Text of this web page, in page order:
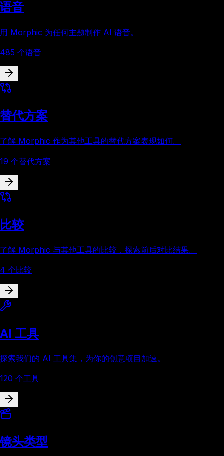
语音
用 Morphic 为任何主题制作 AI 语音。
485 个语音
替代方案
了解 Morphic 作为其他工具的替代方案表现如何。
19 个替代方案
比较
了解 Morphic 与其他工具的比较，探索前后对比结果。
4 个比较
AI 工具
探索我们的 AI 工具集，为你的创意项目加速。
120 个工具
镜头类型